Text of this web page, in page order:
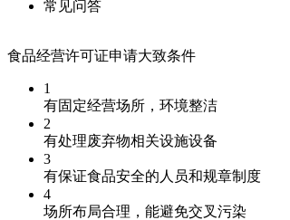
常见问答
食品经营许可证申请大致条件
1
有固定经营场所，环境整洁
2
有处理废弃物相关设施设备
3
有保证食品安全的人员和规章制度
4
场所布局合理，能避免交叉污染